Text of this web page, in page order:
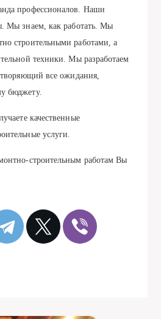
профессионалов. Наши
Мы знаем, как работать. Мы
строительными работами, а
техники. Мы разработаем
все ожидания,
бюджету.
качественные
услуги.
строительным работам Вы